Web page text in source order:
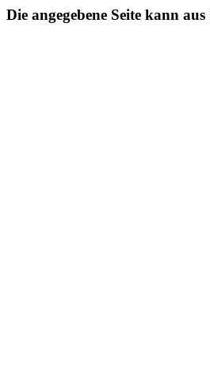
Die angegebene Seite kann